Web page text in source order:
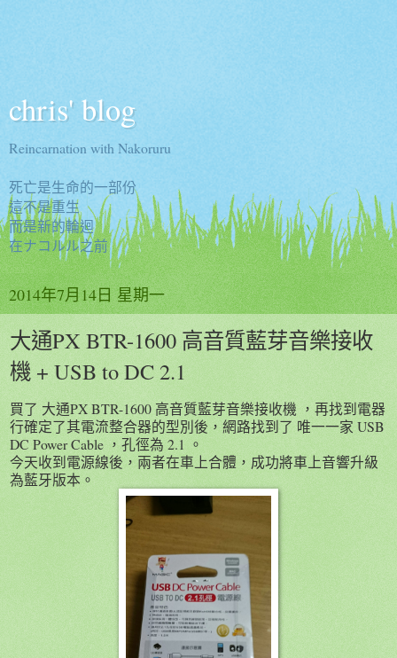
chris' blog
Reincarnation with Nakoruru
死亡是生命的一部份
這不是重生
而是新的輪迴
在ナコルル之前
2014年7月14日 星期一
大通PX BTR-1600 高音質藍芽音樂接收
機 + USB to DC 2.1
買了 大通PX BTR-1600 高音質藍芽音樂接收機 ，再找到電器
行確定了其電流整合器的型別後，網路找到了 唯一一家 USB
DC Power Cable ，孔徑為 2.1 。
今天收到電源線後，兩者在車上合體，成功將車上音響升級
為藍牙版本。